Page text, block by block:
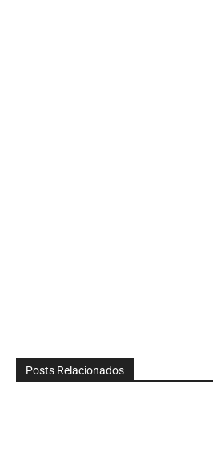
Posts Relacionados